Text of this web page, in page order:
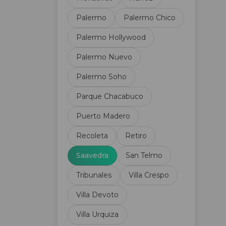
Cancha de Fútbol
Cancha de Tenis
Categoría
Centro de negocios
Circuito Cerrado TV
Cloaca
Cochera fija
Cochera opcional
Cochera subterránea
Cocina
Cocina Americana
Comedor diario
Palermo Palermo Chico
Palermo Hollywood
Palermo Nuevo
Palermo Soho
Parque Chacabuco
Puerto Madero
Recoleta Retiro
Saavedra San Telmo
Tribunales Villa Crespo
Villa Devoto
Villa Urquiza